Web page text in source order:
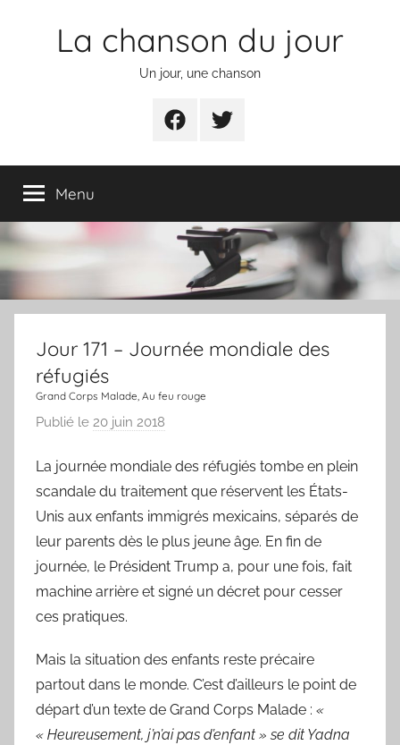
La chanson du jour
Un jour, une chanson
FacebookTwitter
Menu
Jour 171 – Journée mondiale des
réfugiés
Grand Corps Malade, Au feu rouge
Publié le 20 juin 2018
r
L
a
C
h
a
o
n
d
u
La journée mondiale des réfugiés tombe en plein
scandale du traitement que réservent les États-
Unis aux enfants immigrés mexicains, séparés de
leur parents dès le plus jeune âge. En fin de
journée, le Président Trump a, pour une fois, fait
machine arrière et signé un décret pour cesser
ces pratiques.
Mais la situation des enfants reste précaire
partout dans le monde. C’est d’ailleurs le point de
départ d’un texte de Grand Corps Malade : «
« Heureusement, j’n’ai pas d’enfant » se dit Yadna